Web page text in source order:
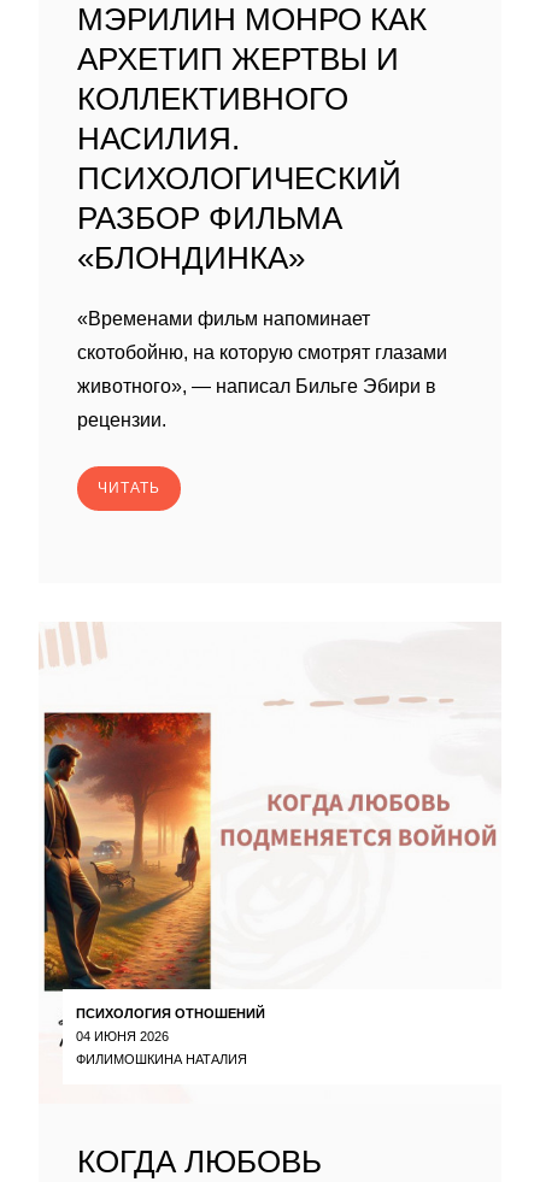
МЭРИЛИН МОНРО КАК
АРХЕТИП ЖЕРТВЫ И
КОЛЛЕКТИВНОГО
НАСИЛИЯ.
ПСИХОЛОГИЧЕСКИЙ
РАЗБОР ФИЛЬМА
«БЛОНДИНКА»
«Временами фильм напоминает
скотобойню, на которую смотрят глазами
животного», — написал Бильге Эбири в
рецензии.
ЧИТАТЬ
ПСИХОЛОГИЯ ОТНОШЕНИЙ
04 ИЮНЯ 2026
ФИЛИМОШКИНА НАТАЛИЯ
КОГДА ЛЮБОВЬ